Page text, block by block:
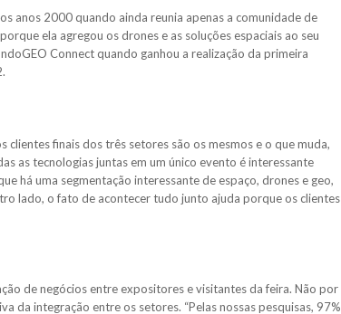
anos 2000 quando ainda reunia apenas a comunidade de
ela agregou os drones e as soluções espaciais ao seu
Connect quando ganhou a realização da primeira
finais dos três setores são os mesmos e o que muda,
as tecnologias juntas em um único evento é interessante
há uma segmentação interessante de espaço, drones e geo,
lado, o fato de acontecer tudo junto ajuda porque os clientes
de negócios entre expositores e visitantes da feira. Não por
da integração entre os setores. “Pelas nossas pesquisas, 97%